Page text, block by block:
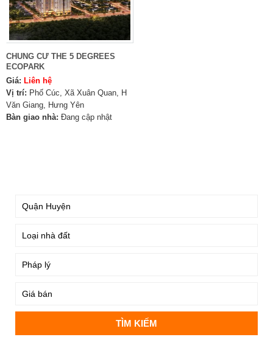
CHUNG CƯ THE 5 DEGREES
ECOPARK
Giá: Liên hệ
Vị trí: Phố Cúc, Xã Xuân Quan, H
Văn Giang, Hưng Yên
Bàn giao nhà: Đang cập nhật